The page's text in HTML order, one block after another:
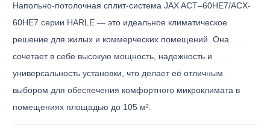
Напольно-потолочная сплит-система JAX ACT–60HE7/ACX-
60HE7 серии HARLE — это идеальное климатическое
решение для жилых и коммерческих помещений. Она
сочетает в себе высокую мощность, надежность и
универсальность установки, что делает её отличным
выбором для обеспечения комфортного микроклимата в
помещениях площадью до 105 м².